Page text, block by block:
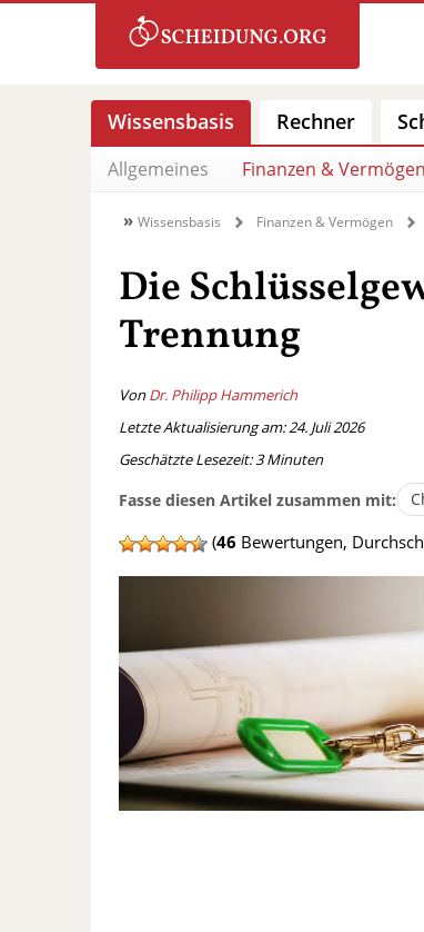
Wissensbasis Rechner
Allgemeines Finanzen & Vermögen
Wissensbasis Finanzen & Vermögen
Die
Trennung
VonDr. Philipp Hammerich
Letzte Aktualisierung am: 24. Juli 2026
Geschätzte Lesezeit:3 Minuten
Fasse diesen Artikel zusammen mit:
(46 Bewertungen,